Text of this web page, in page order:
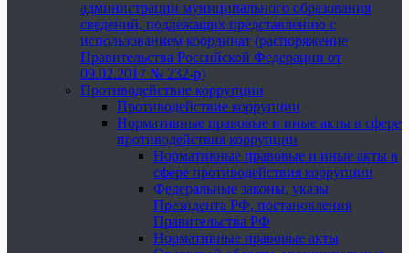
администрации муниципального образования
сведений, подлежащих представлению с
использованием координат (распоряжение
Правительства Российской Федерации от
09.02.2017 № 232-р)
Противодействие коррупции
Противодействие коррупции
Нормативные правовые и иные акты в сфере
противодействия коррупции
Нормативные правовые и иные акты в
сфере противодействия коррупции
Федеральные законы, указы
Президента РФ, постановления
Правительства РФ
Нормативные правовые акты